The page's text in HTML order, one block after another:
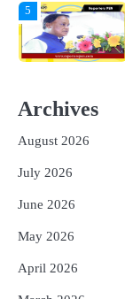
1
5
Archives
August 2026
July 2026
June 2026
May 2026
April 2026